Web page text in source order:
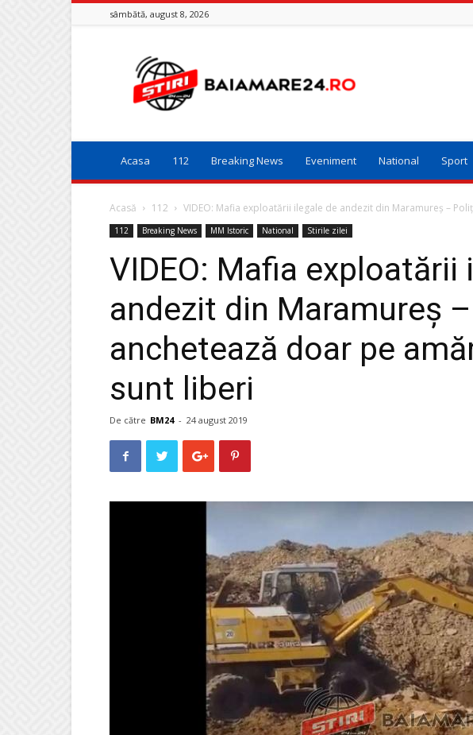
sâmbătă, august 8, 2026
Baia
Mare
24
Acasa 112 Breaking News Eveniment National Sport
Acasă 112 VIDEO: Mafia exploatării ilegale de andezit din Maramureș –
112 Breaking News MM Istoric National Stirile zilei
VIDEO: Mafia exploatării
andezit din Maramureș
anchetează doar pe
sunt liberi
De către BM24 - 24 august 2019